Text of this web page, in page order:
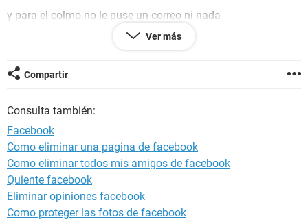
y para el colmo no le puse un correo ni nada
Configuración:
Ver más
Compartir
Consulta también:
Facebook
Como eliminar una pagina de facebook
Como eliminar todos mis amigos de facebook
Quiente facebook
Eliminar opiniones facebook
Como proteger las fotos de facebook